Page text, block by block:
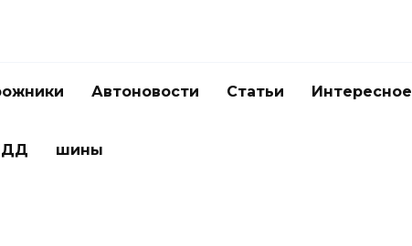
Автоновости Статьи Интересное
шины